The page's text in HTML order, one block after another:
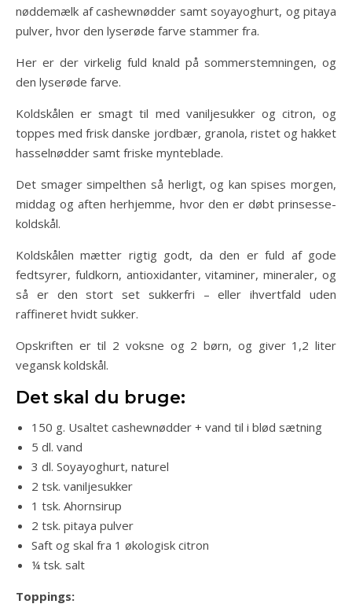
nøddemælk af cashewnødder samt soyayoghurt, og pitaya
pulver, hvor den lyserøde farve stammer fra.
Her er der virkelig fuld knald på sommerstemningen, og
den lyserøde farve.
Koldskålen er smagt til med vaniljesukker og citron, og
toppes med frisk danske jordbær, granola, ristet og hakket
hasselnødder samt friske mynteblade.
Det smager simpelthen så herligt, og kan spises morgen,
middag og aften herhjemme, hvor den er døbt prinsesse-
koldskål.
Koldskålen mætter rigtig godt, da den er fuld af gode
fedtsyrer, fuldkorn, antioxidanter, vitaminer, mineraler, og
så er den stort set sukkerfri – eller ihvertfald uden
raffineret hvidt sukker.
Opskriften er til 2 voksne og 2 børn, og giver 1,2 liter
vegansk koldskål.
Det skal du bruge:
150 g. Usaltet cashewnødder + vand til i blød sætning
5 dl. vand
3 dl. Soyayoghurt, naturel
2 tsk. vaniljesukker
1 tsk. Ahornsirup
2 tsk. pitaya pulver
Saft og skal fra 1 økologisk citron
¼ tsk. salt
Toppings: